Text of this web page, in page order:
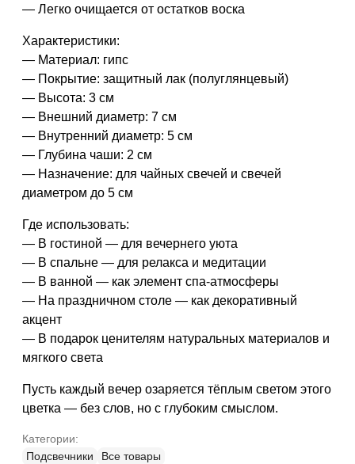
— Легко очищается от остатков воска
Характеристики:
— Материал: гипс
— Покрытие: защитный лак (полуглянцевый)
— Высота: 3 см
— Внешний диаметр: 7 см
— Внутренний диаметр: 5 см
— Глубина чаши: 2 см
— Назначение: для чайных свечей и свечей
диаметром до 5 см
Где использовать:
— В гостиной — для вечернего уюта
— В спальне — для релакса и медитации
— В ванной — как элемент спа-атмосферы
— На праздничном столе — как декоративный
акцент
— В подарок ценителям натуральных материалов и
мягкого света
Пусть каждый вечер озаряется тёплым светом этого
цветка — без слов, но с глубоким смыслом.
Категории:
Подсвечники
Все товары